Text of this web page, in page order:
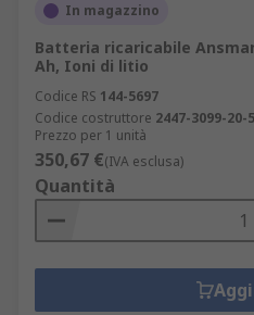
In magazzino
Batteria ricaricabile
Ah, Ioni di litio
Codice RS 144-5697
Codice costruttore 2447-3099-20-
Prezzo per 1 unità
350,67 €(IVA esclusa)
Quantità